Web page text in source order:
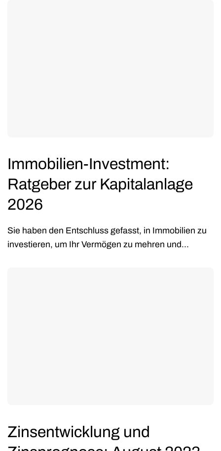
Immobilien-Investment:
Ratgeber zur Kapitalanlage
2026
Sie haben den Entschluss gefasst, in Immobilien zu
investieren, um Ihr Vermögen zu mehren und...
Zinsentwicklung und